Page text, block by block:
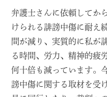
弁護士さんに依頼してか
けられる誹謗中傷に耐え
間が減り、実質的に私が
る時間、労力、精神的疲
何十倍も減っています。
謗中傷に関する取材を受